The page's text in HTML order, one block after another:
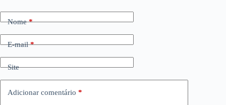
Nome*
E-mail*
Site
Adicionar comentário *